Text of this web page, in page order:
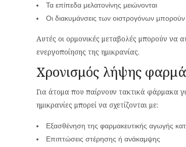
Τα επίπεδα μελατονίνης μειώνονται
Οι διακυμάνσεις των οιστρογόνων μπορούν
Αυτές οι ορμονικές μεταβολές μπορούν να
ενεργοποίησης της ημικρανίας.
Χρονισμός λήψης
Για άτομα που παίρνουν τακτικά φάρμακα
ημικρανίες μπορεί να σχετίζονται με:
Εξασθένηση της φαρμακευτικής αγωγής
Επιπτώσεις στέρησης ή ανάκαμψης